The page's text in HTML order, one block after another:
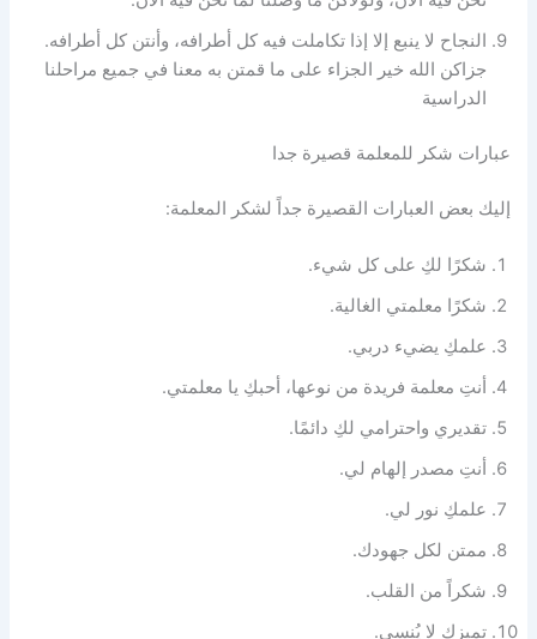
النجاح لا ينبع إلا إذا تكاملت فيه كل أطرافه، وأنتن كل أطرافه.
جزاكن الله خير الجزاء على ما قمتن به معنا في جميع مراحلنا
الدراسية
عبارات شكر للمعلمة قصيرة جدا
إليك بعض العبارات القصيرة جداً لشكر المعلمة:
شكرًا لكِ على كل شيء.
شكرًا معلمتي الغالية.
علمكِ يضيء دربي.
أنتِ معلمة فريدة من نوعها، أحبكِ يا معلمتي.
تقديري واحترامي لكِ دائمًا.
أنتِ مصدر إلهام لي.
علمكِ نور لي.
ممتن لكل جهودك.
شكراً من القلب.
تميزك لا يُنسى.